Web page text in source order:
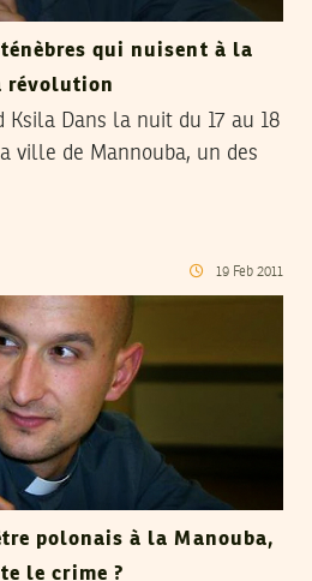
qui nuisent à la
révolution
Ksila Dans la nuit du 17 au 18
ville de Mannouba, un des
19 Feb 2011
polonais à la Manouba,
le crime ?